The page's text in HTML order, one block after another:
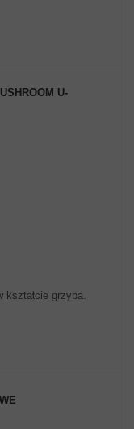
U-
kształcie grzyba.